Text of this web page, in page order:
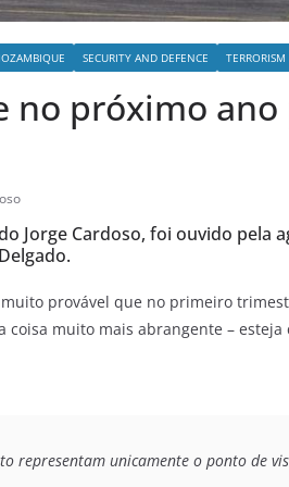
SECURITY AND DEFENCE TERRORISM
no próximo
Jorge Cardoso, foi ouvido pela
provável que no primeiro
muito mais abrangente – esteja
representam unicamente o ponto de